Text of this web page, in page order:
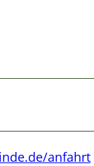
anfahrt